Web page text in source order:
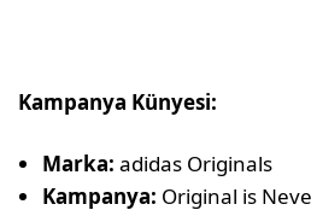
Kampanya Künyesi:
Marka: adidas Originals
Kampanya: Original is